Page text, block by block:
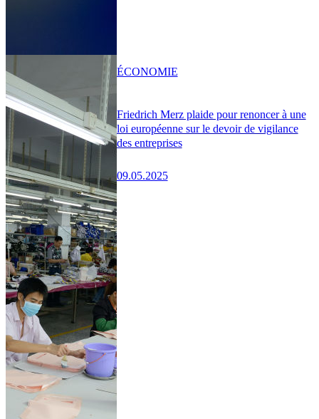
Friedrich Merz plaide pour renoncer à une
loi européenne sur le devoir de vigilance
des entreprises
09.05.2025
ÉCONOMIE